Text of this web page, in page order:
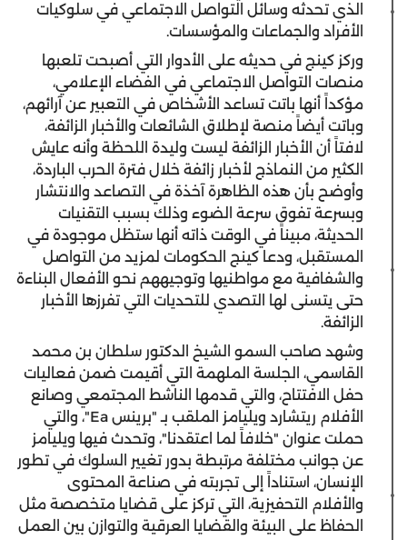
الذي تحدثه وسائل التواصل الاجتماعي في سلوكيات
الأفراد والجماعات والمؤسسات.
وركز كينج في حديثه على الأدوار التي أصبحت تلعبها
منصات التواصل الاجتماعي في الفضاء الإعلامي،
مؤكداً أنها باتت تساعد الأشخاص في التعبير عن آرائهم،
وباتت أيضاً منصة لإطلاق الشائعات والأخبار الزائفة،
لافتاً أن الأخبار الزائفة ليست وليدة اللحظة وأنه عايش
الكثير من النماذج لأخبار زائفة خلال فترة الحرب الباردة،
وأوضح بأن هذه الظاهرة آخذة في التصاعد والانتشار
وبسرعة تفوق سرعة الضوء وذلك بسبب التقنيات
الحديثة، مبيناً في الوقت ذاته أنها ستظل موجودة في
المستقبل، ودعا كينج الحكومات لمزيد من التواصل
والشفافية مع مواطنيها وتوجيههم نحو الأفعال البناءة
حتى يتسنى لها التصدي للتحديات التي تفرزها الأخبار
الزائفة.
وشهد صاحب السمو الشيخ الدكتور سلطان بن محمد
القاسمي، الجلسة الملهمة التي أقيمت ضمن فعاليات
حفل الافتتاح، والتي قدمها الناشط المجتمعي وصانع
الأفلام ريتشارد ويليامز الملقب بـ "برينس Ea"، والتي
حملت عنوان "خلافاً لما اعتقدنا"، وتحدث فيها ويليامز
عن جوانب مختلفة مرتبطة بدور تغيير السلوك في تطور
الإنسان، استناداً إلى تجربته في صناعة المحتوى
والأفلام التحفيزية، التي تركز على قضايا متخصصة مثل
الحفاظ على البيئة والقضايا العرقية والتوازن بين العمل